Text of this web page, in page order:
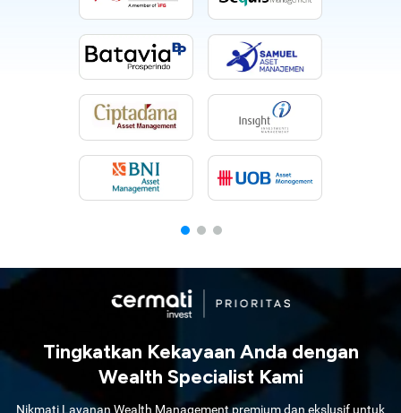
Tingkatkan Kekayaan Anda dengan
Wealth Specialist Kami
Nikmati Layanan Wealth Management premium dan ekslusif untuk